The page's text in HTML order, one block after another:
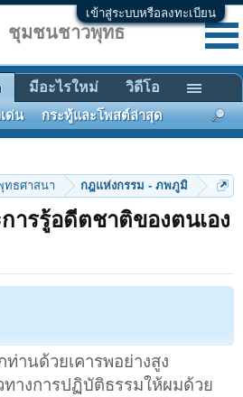
เข้าสู่ระบบหรือลงทะเบียน
ทธศาสนา กฎแห่งกรรม - ภพภูมิ
ารรู้อดีตชาติของตนเอง
ท่านด้วยเคารพอย่างสูง
างการปฏิบัติธรรมให้ผมด้วย
ชุมชนชาวพุทธ
เด่น กระทู้และโพสต์ล่าสุด
มีอะไรใหม่ วิดีโอ